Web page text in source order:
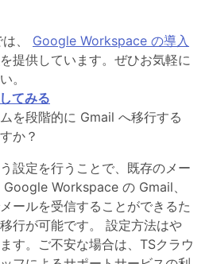
、 Google Workspace の導入
を提供しています。ぜひお気軽に
。
てみる
を段階的に Gmail へ移行する
か？
設定を行うことで、既存のメー
Workspace の Gmail、
ールを受信することができるた
行が可能です。 設定方法はや
す。ご不安な場合は、TSクラウ